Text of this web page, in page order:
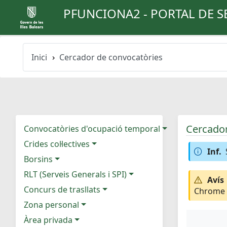
PFUNCIONA2 - PORTAL DE
Inici Cercador de convocatòries
Convocatòries d'ocupació temporal
Crides col·lectives
Borsins
RLT (Serveis Generals i SPI)
Concurs de trasllats
Zona personal
Àrea privada
Inf.
Avís